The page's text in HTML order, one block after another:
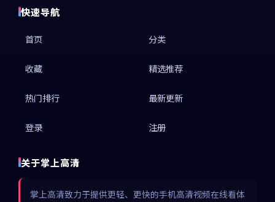
快速导航
首页 分类
收藏 精选推荐
热门排行 最新更新
登录 注册
关于掌上高清
掌上高清致力于提供更轻、更快的手机高清视频在线看体